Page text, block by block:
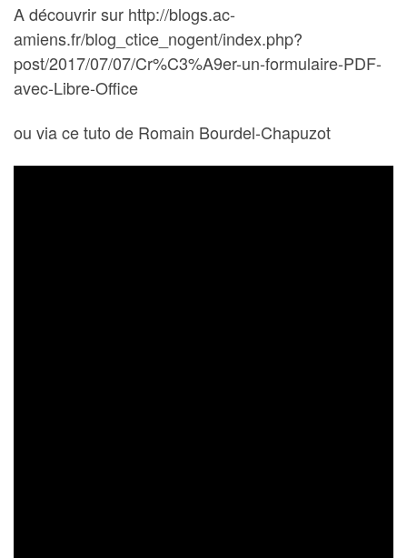
A découvrir sur http://blogs.ac-
amiens.fr/blog_ctice_nogent/index.php?
post/2017/07/07/Cr%C3%A9er-un-formulaire-PDF-
avec-Libre-Office
ou via ce tuto de Romain Bourdel-Chapuzot